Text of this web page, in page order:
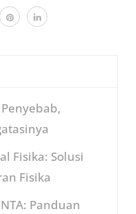
Fisika: Solusi
Fisika
Panduan